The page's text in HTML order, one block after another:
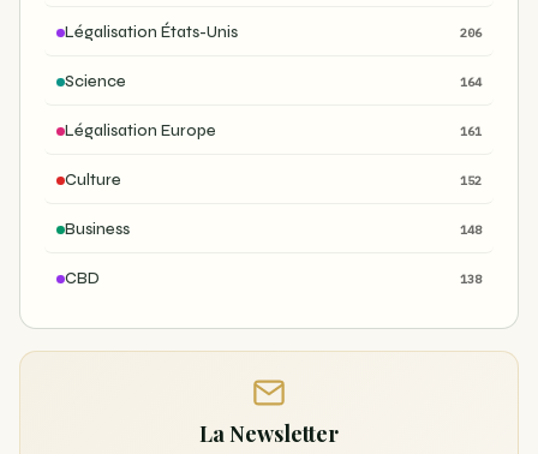
Légalisation États-Unis 206
Science 164
Légalisation Europe 161
Culture 152
Business 148
CBD 138
La Newsletter